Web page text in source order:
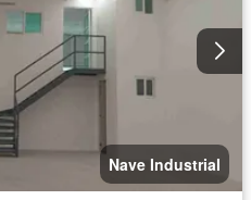
Nave Industrial